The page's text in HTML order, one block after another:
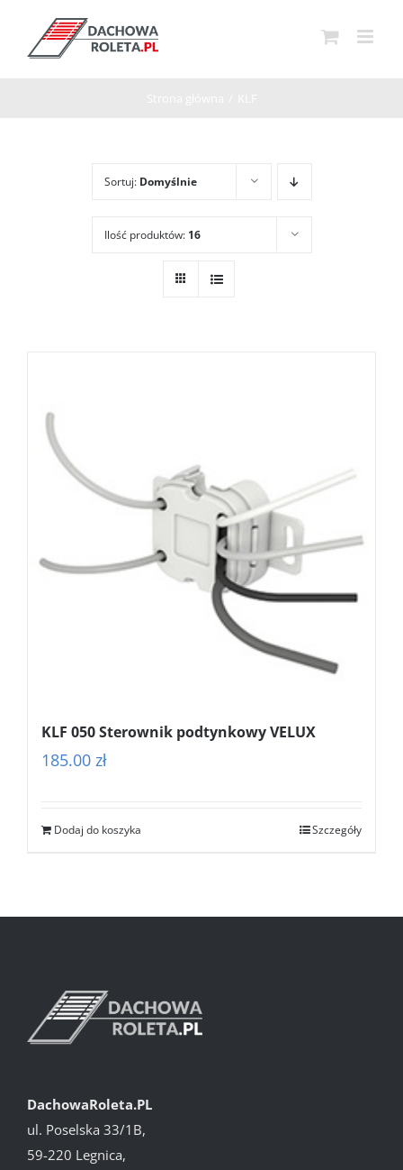
zawartości
Sortuj: Domyślnie
Ilość produktów: 16
KLF 050 Sterownik podtynkowy VELUX
185.00 zł
Dodaj do koszyka Szczegóły
DachowaRoleta.PL
ul. Poselska 33/1B,
59-220 Legnica,